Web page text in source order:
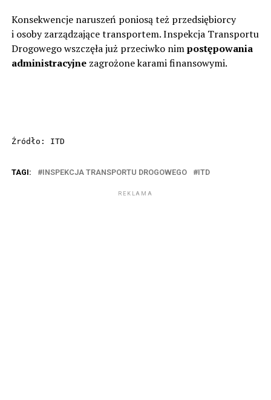
Konsekwencje naruszeń poniosą też przedsiębiorcy
i osoby zarządzające transportem. Inspekcja Transportu
Drogowego wszczęła już przeciwko nimpostępowania
administracyjnezagrożone karami finansowymi.
Źródło: ITD
TAGI: INSPEKCJA TRANSPORTU DROGOWEGO ITD
REKLAMA